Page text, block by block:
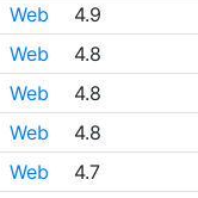
Web 4.9
Web 4.8
Web 4.8
Web 4.8
Web 4.7